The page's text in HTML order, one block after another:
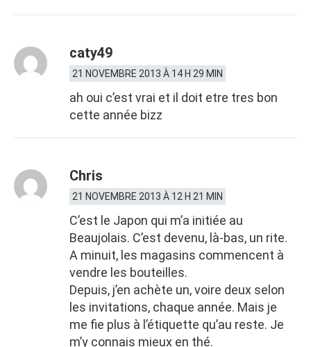
caty49
21 NOVEMBRE 2013 À 14 H 29 MIN
ah oui c’est vrai et il doit etre tres bon
cette année bizz
Chris
21 NOVEMBRE 2013 À 12 H 21 MIN
C’est le Japon qui m’a initiée au
Beaujolais. C’est devenu, là-bas, un rite.
A minuit, les magasins commencent à
vendre les bouteilles.
Depuis, j’en achète un, voire deux selon
les invitations, chaque année. Mais je
me fie plus à l’étiquette qu’au reste. Je
m’y connais mieux en thé.